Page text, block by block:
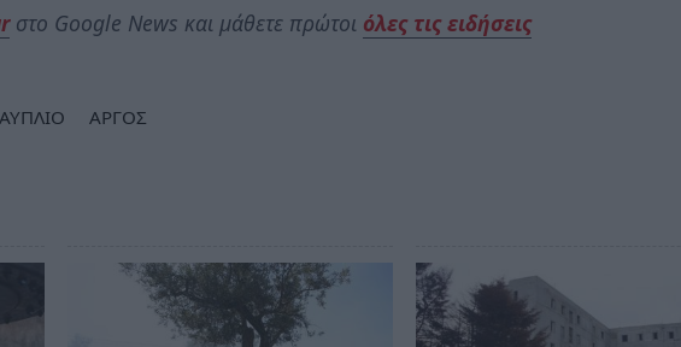
στο Google News και μάθετε πρώτοι όλες τις ειδήσεις
ΑΡΓΟΣ